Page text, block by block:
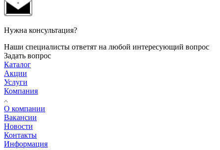
Нужна консультация?
Наши специалисты ответят на любой интересующий вопрос
Задать вопрос
Каталог
Акции
Услуги
Компания
О компании
Вакансии
Новости
Контакты
Информация